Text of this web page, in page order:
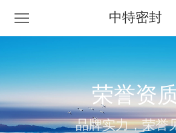
中特密封
荣誉资
品牌实力，荣誉